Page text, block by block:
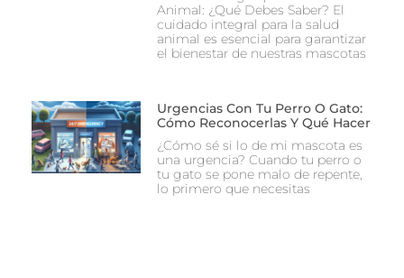
Animal: ¿Qué Debes Saber? El
cuidado integral para la salud
animal es esencial para garantizar
el bienestar de nuestras mascotas
Urgencias Con Tu Perro O Gato:
Cómo Reconocerlas Y Qué Hacer
¿Cómo sé si lo de mi mascota es
una urgencia? Cuando tu perro o
tu gato se pone malo de repente,
lo primero que necesitas